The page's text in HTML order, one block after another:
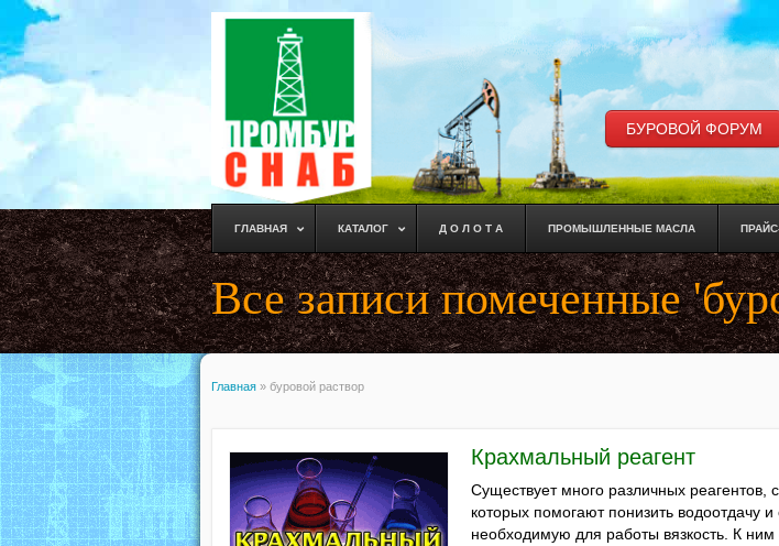
БУРОВОЙ ФОРУМ
ГЛАВНАЯ КАТАЛОГ Д О Л О Т А ПРОМЫШЛЕННЫЕ МАСЛА
Все записи помеченные
Главная » буровой раствор
Крахмальный реагент
Существует много различных реагентов,
которых помогают понизить водоотдачу и
необходимую для работы вязкость. К ним